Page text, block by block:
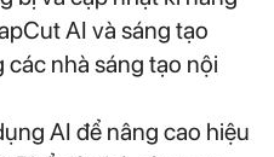
AI và sáng tạo
nhà sáng tạo nội
AI để nâng cao hiệu